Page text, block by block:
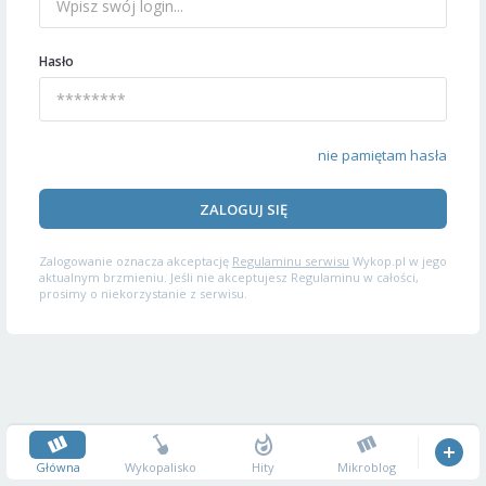
Hasło
nie pamiętam hasła
ZALOGUJ SIĘ
Zalogowanie oznacza akceptację Regulaminu serwisu Wykop.pl w jego
aktualnym brzmieniu. Jeśli nie akceptujesz Regulaminu w całości,
prosimy o niekorzystanie z serwisu.
Główna Wykopalisko Hity Mikroblog